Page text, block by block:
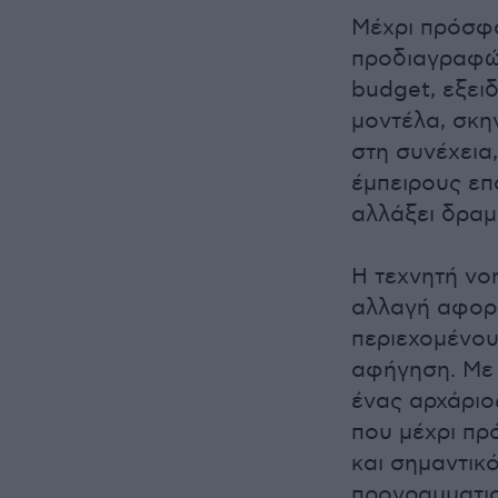
Μέχρι
budget,
μοντέλα,
στη
έμπειρους
αλλάξει
Η τεχνητή
αλλαγή
αφήγηση. Με
ένας
που μέχρι
και